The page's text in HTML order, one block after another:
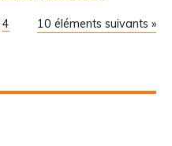
10 éléments suivants »
4